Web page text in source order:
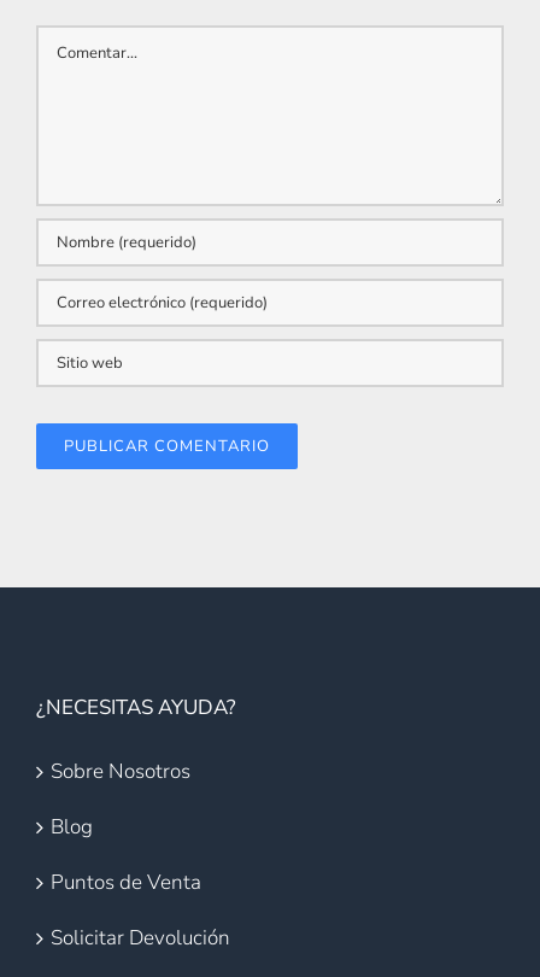
Comentar
¿NECESITAS AYUDA?
Sobre Nosotros
Blog
Puntos de Venta
Solicitar Devolución